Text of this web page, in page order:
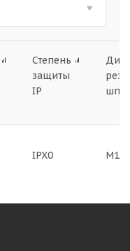
Степень
защиты
IP
IPX0 M14